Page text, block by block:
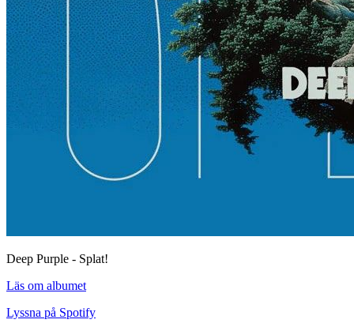
Deep Purple - Splat!
Läs om albumet
Lyssna på Spotify